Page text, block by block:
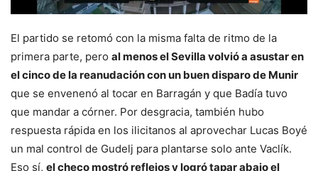
El partido se retomó con la misma falta de ritmo de la
primera parte, pero al menos el Sevilla volvió a asustar en
el cinco de la reanudación con un buen disparo de Munir
que se envenenó al tocar en Barragán y que Badía tuvo
que mandar a córner. Por desgracia, también hubo
respuesta rápida en los ilicitanos al aprovechar Lucas Boyé
un mal control de Gudelj para plantarse solo ante Vaclík.
Eso sí, el checo mostró reflejos y logró tapar abajo el